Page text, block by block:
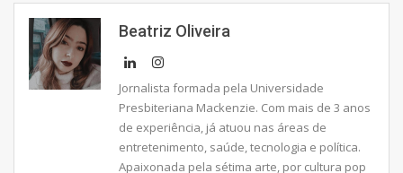
Beatriz Oliveira
Jornalista formada pela Universidade
Presbiteriana Mackenzie. Com mais de 3 anos
de experiência, já atuou nas áreas de
entretenimento, saúde, tecnologia e política.
Apaixonada pela sétima arte, por cultura pop